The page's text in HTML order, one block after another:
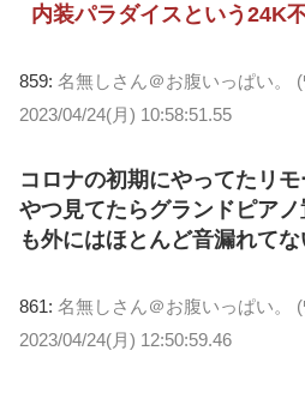
内装パラダイスという24K
859: 名無しさん＠お腹いっぱい。
2023/04/24(月) 10:58:51.55
コロナの初期にやってたリ
やつ見てたらグランドピア
も外にはほとんど音漏れて
861: 名無しさん＠お腹いっぱい。
2023/04/24(月) 12:50:59.46